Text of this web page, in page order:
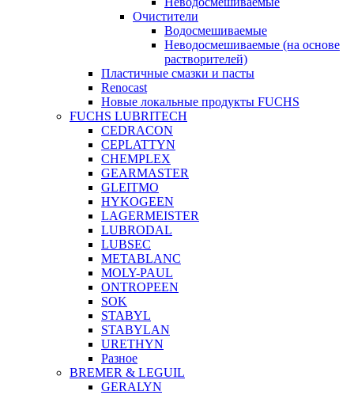
Очистители
Водосмешиваемые
Неводосмешиваемые (на основе
растворителей)
Пластичные смазки и пасты
Renocast
Новые локальные продукты FUCHS
FUCHS LUBRITECH
CEDRACON
CEPLATTYN
CHEMPLEX
GEARMASTER
GLEITMO
HYKOGEEN
LAGERMEISTER
LUBRODAL
LUBSEC
METABLANC
MOLY-PAUL
ONTROPEEN
SOK
STABYL
STABYLAN
URETHYN
Разное
BREMER & LEGUIL
GERALYN